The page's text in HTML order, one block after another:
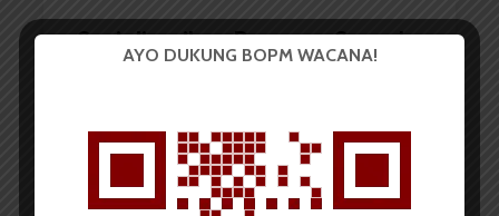
Sosialisasikan Program Sepeda
AYO DUKUNG BOPM WACANA!